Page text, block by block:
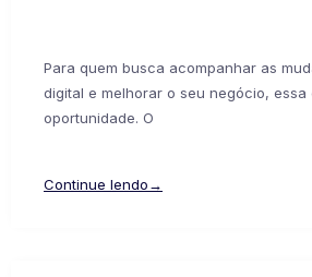
Para quem busca acompanhar as
digital e melhorar o seu negócio, essa
oportunidade. O
Continue lendo→